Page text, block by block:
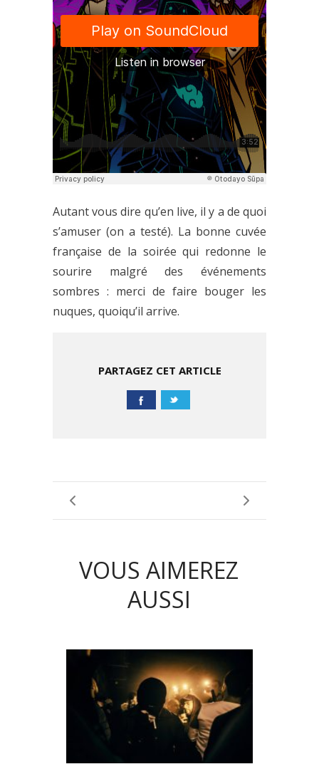
Autant vous dire qu’en live, il y a de quoi
s’amuser (on a testé). La bonne cuvée
française de la soirée qui redonne le
sourire malgré des événements
sombres : merci de faire bouger les
nuques, quoiqu’il arrive.
PARTAGEZ CET ARTICLE
VOUS AIMEREZ
AUSSI